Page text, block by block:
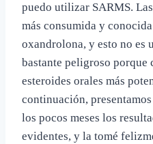
puedo utilizar SARMS.
más consumida y
oxandrolona, y esto no es
bastante peligroso porque
esteroides orales más
continuación,
los pocos meses los
evidentes, y la tomé